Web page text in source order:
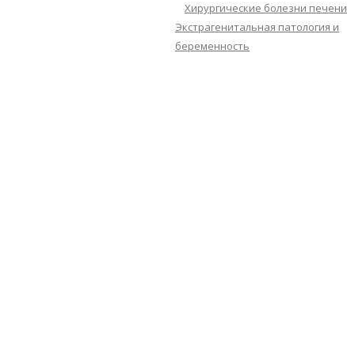
Хирургические болезни печени
Экстрагенитальная патология и
беременность